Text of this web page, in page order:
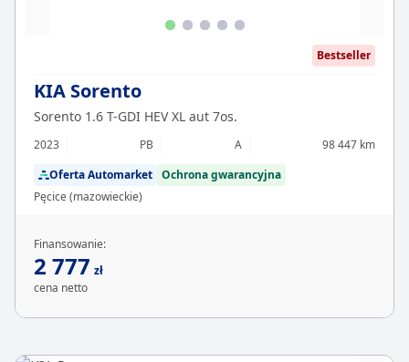
Bestseller
KIA Sorento
Sorento 1.6 T-GDI HEV XL aut 7os.
2023 PB A
98 447 km
Oferta Automarket Ochrona gwarancyjna
Pęcice (mazowieckie)
Finansowanie:
2 777 zł
cena netto